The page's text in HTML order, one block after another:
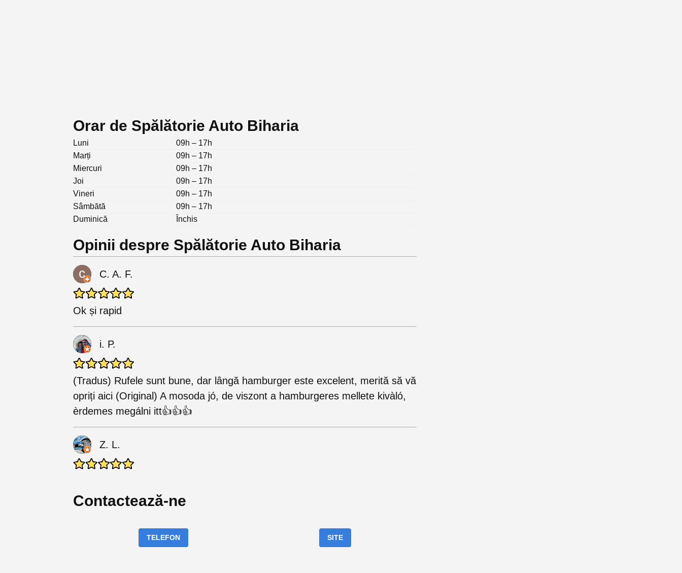
Orar de Spălătorie Auto Biharia
Luni
09h – 17h
Marți
09h – 17h
Miercuri
09h – 17h
Joi
09h – 17h
Vineri
09h – 17h
Sâmbătă
09h – 17h
Duminică
Închis
Opinii despre Spălătorie Auto Biharia
C. A. F.
Ok și rapid
i. P.
(Tradus) Rufele sunt bune, dar lângă hamburger este excelent, merită să vă
opriți aici (Original) A mosoda jó, de viszont a hamburgeres mellete kivàló,
èrdemes megálni itt👍👍👍
Z. L.
Contactează-ne
TELEFON SITE